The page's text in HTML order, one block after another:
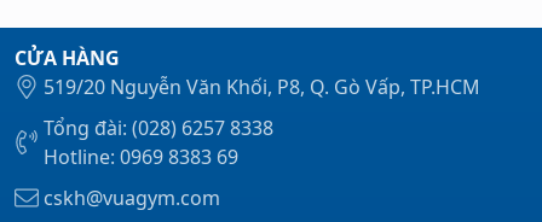
CỬA HÀNG
519/20 Nguyễn Văn Khối, P8, Q. Gò Vấp, TP.HCM
Tổng đài: (028) 6257 8338
Hotline: 0969 8383 69
cskh@vuagym.com